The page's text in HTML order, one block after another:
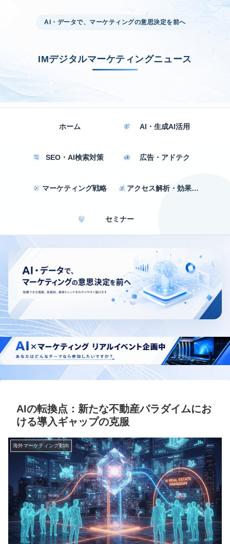
AI・データで、マーケティングの意思決定を前へ
IMデジタルマーケティングニュース
ホーム AI・生成AI活用
SEO・AI検索対策 広告・アドテク
マーケティング戦略 アクセス解析・効果測定
セミナー
AIの転換点：新たな不動産パラダイムにお
ける導入ギャップの克服
海外マーケティング動向